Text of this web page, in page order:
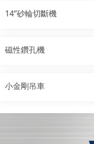
14‘’砂輪切斷機
磁性鑽孔機
小金剛吊車